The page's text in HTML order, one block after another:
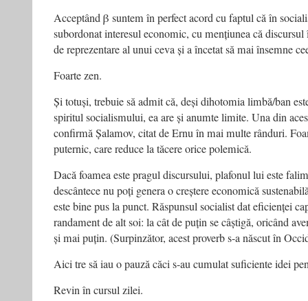
Acceptând β suntem în perfect acord cu faptul că în
subordonat interesul economic, cu mențiunea că discursul
de reprezentare al unui ceva și a încetat să mai însemne
Foarte zen.
Și totuși, trebuie să admit că, deși dihotomia limbă/ban
spiritul socialismului, ea are și anumte limite. Una din
confirmă Șalamov, citat de Ernu în mai multe rânduri.
puternic, care reduce la tăcere orice polemică.
Dacă foamea este pragul discursului, plafonul lui este
descântece nu poți genera o creștere economică
este bine pus la punct. Răspunsul socialist dat eficienței
randament de alt soi: la cât de puțin se câștigă, oricând
și mai puțin. (Surpinzător, acest proverb s-a născut în
Aici tre să iau o pauză căci s-au cumulat suficiente idei
Revin în cursul zilei.